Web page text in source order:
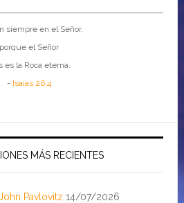
siempre en el Señor,
porque el Señor
es la Roca eterna.
- Isaías 26:4
MÁS RECIENTES
Pavlovitz 14/07/2026